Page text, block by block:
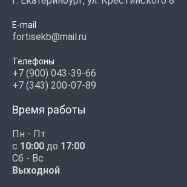
E-mail
fortisekb@mail.ru
Телефоны
+7 (900) 043-39-66
+7 (343) 200-07-89
Время работы
Пн - Пт
с 10:00 до 17:00
Сб - Вс
Выходной